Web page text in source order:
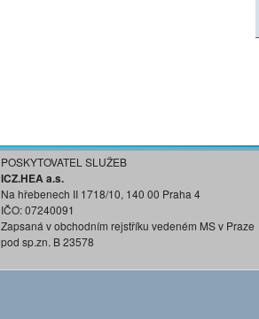
POSKYTOVATEL SLUŽEB
ICZ.HEA a.s.
Na hřebenech II 1718/10, 140 00 Praha 4
IČO: 07240091
Zapsaná v obchodním rejstříku vedeném MS v Praze
pod sp.zn. B 23578